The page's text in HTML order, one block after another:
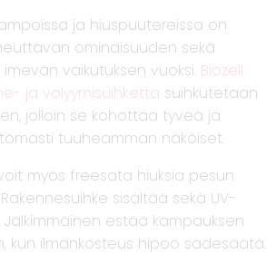
ja hiuspuutereissa on
ominaisuuden sekä
vaikutuksen vuoksi. Biozell
ja volyymisuihketta suihkutetaan
jolloin se kohottaa tyveä ja
tuuheamman näköiset.
myös freesata hiuksia pesun
sisältää sekä UV-
estää kampauksen
kun ilmankosteus hipoo sadesäätä.